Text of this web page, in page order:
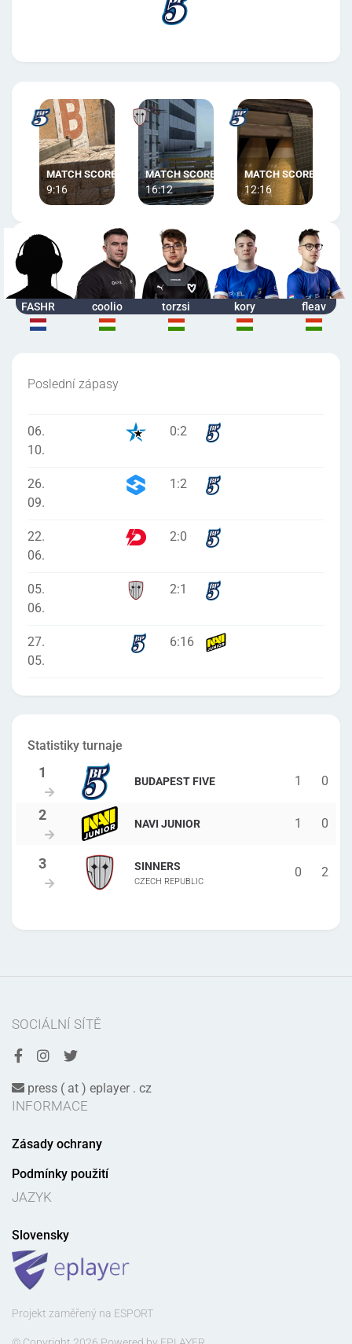
9:16 16:12 12:16
FASHR coolio torzsi kory fleav
Poslední zápasy
06.
10.
0:2
26.
09.
1 :2
22.
06.
2:0
05.
06.
2:1
27.
05.
6:16
Statistiky turnaje
BUDAPEST FIVE 1 0
NAVI JUNIOR 1 0
SINNERS
CZECH REPUBLIC
0 2
SOCIÁLNÍ SÍTĚ
press ( at ) eplayer . cz
INFORMACE
Zásady ochrany
Podmínky použití
JAZYK
Slovensky
Projekt zaměřený na ESPORT